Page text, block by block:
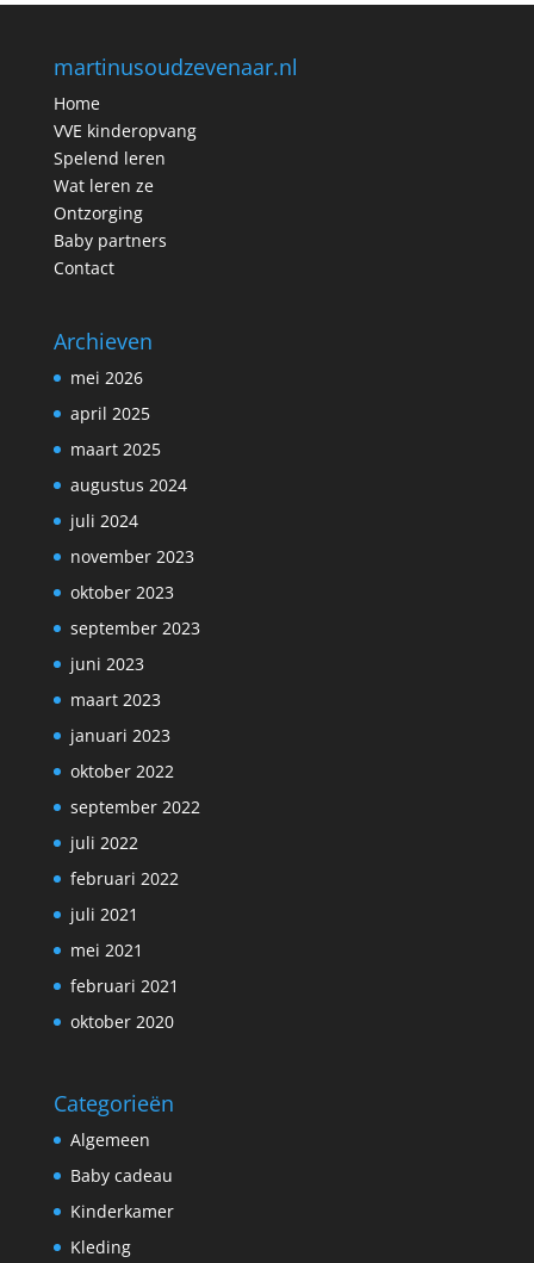
martinusoudzevenaar.nl
Home
VVE kinderopvang
Spelend leren
Wat leren ze
Ontzorging
Baby partners
Contact
Archieven
mei 2026
april 2025
maart 2025
augustus 2024
juli 2024
november 2023
oktober 2023
september 2023
juni 2023
maart 2023
januari 2023
oktober 2022
september 2022
juli 2022
februari 2022
juli 2021
mei 2021
februari 2021
oktober 2020
Categorieën
Algemeen
Baby cadeau
Kinderkamer
Kleding